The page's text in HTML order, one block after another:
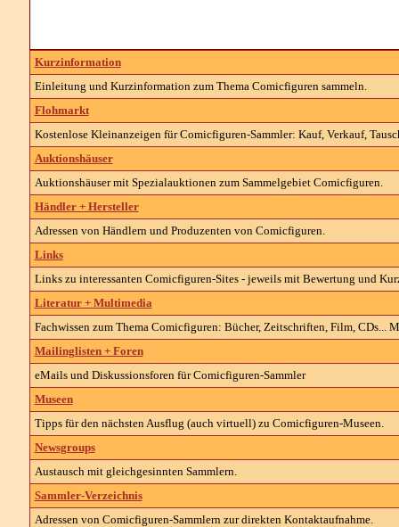
Kurzinformation
Einleitung und Kurzinformation zum Thema Comicfiguren sammeln.
Flohmarkt
Kostenlose Kleinanzeigen fürComicfiguren-Sammler: Kauf, Verkauf,
Auktionshäuser
Auktionshäuser mit Spezialauktionen zum Sammelgebiet Comicfiguren.
Händler + Hersteller
Adressen von Händlern und Produzenten von Comicfiguren.
Links
Links zu interessanten Comicfiguren-Sites - jeweils mit Bewertung und
Literatur + Multimedia
Fachwissen zum Thema Comicfiguren: Bücher, Zeitschriften, Film, CDs...
Mailinglisten + Foren
eMails und Diskussionsforen für Comicfiguren-Sammler
Museen
Tipps für den nächsten Ausflug (auch virtuell) zu Comicfiguren-Museen.
Newsgroups
Austausch mit gleichgesinnten Sammlern.
Sammler-Verzeichnis
Adressen von Comicfiguren-Sammlern zur direkten Kontaktaufnahme.